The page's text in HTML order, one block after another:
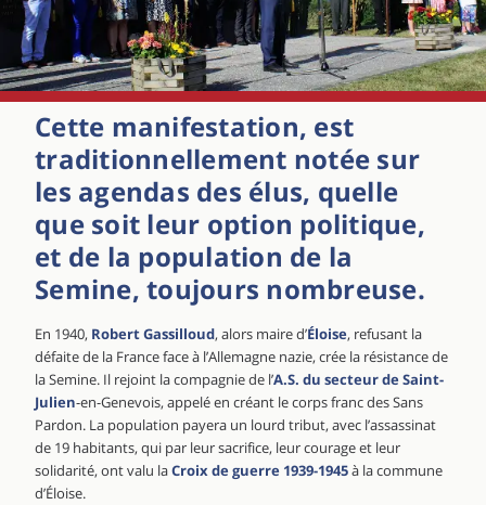
Cette manifestation, est
traditionnellement notée sur
les agendas des élus, quelle
que soit leur option politique,
et de la population de la
Semine, toujours nombreuse.
En 1940, Robert Gassilloud, alors maire d’Éloise, refusant la
défaite de la France face à l’Allemagne nazie, crée la résistance de
la Semine. Il rejoint la compa­gnie de l’A.S. du secteur de Saint-
Julien-en-Genevois, ap­pelé en créant le corps franc des Sans
Pardon. La popula­tion payera un lourd tribut, avec l’assassinat
de 19 habitants, qui par leur sacrifice, leur courage et leur
solidarité, ont valu laCroix de guerre 1939-1945à la commune
d’Éloise.